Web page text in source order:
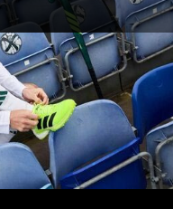
Om te
om ze
tips
en